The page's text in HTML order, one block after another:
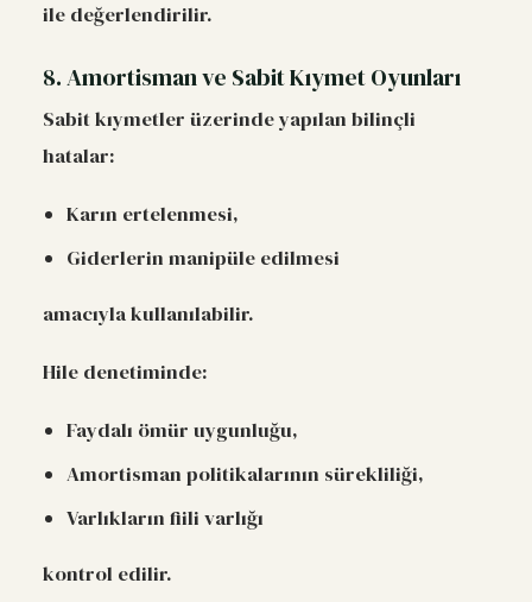
ile değerlendirilir.
8. Amortisman ve Sabit Kıymet Oyunları
Sabit kıymetler üzerinde yapılan bilinçli
hatalar:
Karın ertelenmesi,
Giderlerin manipüle edilmesi
amacıyla kullanılabilir.
Hile denetiminde:
Faydalı ömür uygunluğu,
Amortisman politikalarının sürekliliği,
Varlıkların fiili varlığı
kontrol edilir.